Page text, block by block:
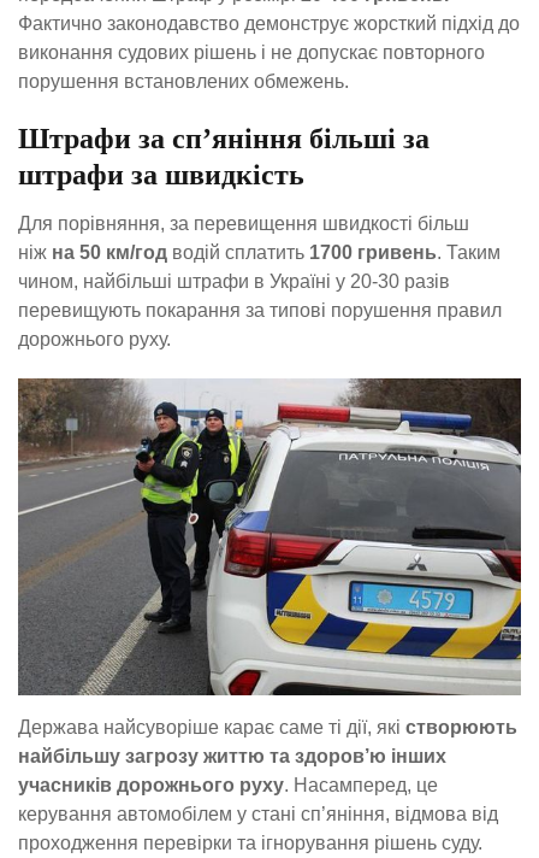
Фактично законодавство демонструє жорсткий підхід до
виконання судових рішень і не допускає повторного
порушення встановлених обмежень.
Штрафи за сп’яніння більші за
штрафи за швидкість
Для порівняння, за перевищення швидкості більш
ніж на 50 км/год водій сплатить 1700 гривень. Таким
чином, найбільші штрафи в Україні у 20-30 разів
перевищують покарання за типові порушення правил
дорожнього руху.
Держава найсуворіше карає саме ті дії, які створюють
найбільшу загрозу життю та здоров’ю інших
учасників дорожнього руху. Насамперед, це
керування автомобілем у стані сп’яніння, відмова від
проходження перевірки та ігнорування рішень суду.